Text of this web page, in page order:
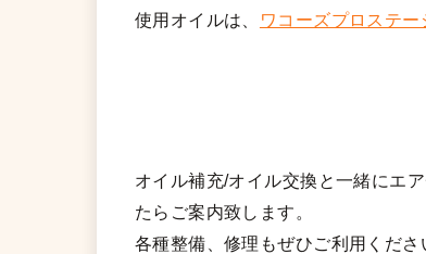
使用オイルは、
ワコーズプロステ
オイル補充/オイル交換と一緒にエ
たらご案内致します。
各種整備、修理もぜひご利用くださ